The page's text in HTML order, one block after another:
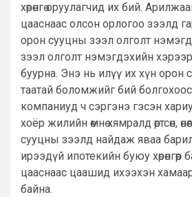
хөрөнгө оруулагчид их бий.
цааснаас олсон орлогоо зээлд
орон сууцны зээл олголт
зээл олголт нэмэгдэхийн
буурна. Энэ нь илүү их хүн орон
таатай боломжийг бий
компаниуд ч сэргэнэ гэсэн
хоёр жилийн өмнө хямралд өртсөн,
сууцны зээлд найдаж яваа
ирээдүй ипотекийн буюу хөрөнгөөр
цааснаас цаашид ихээхэн
байна.